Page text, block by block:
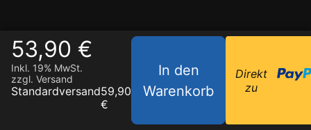
53,90 €
Inkl. 19% MwSt.
zzgl. Versand
Standardversand59,90
€
In den
Warenkorb
Direkt
zu